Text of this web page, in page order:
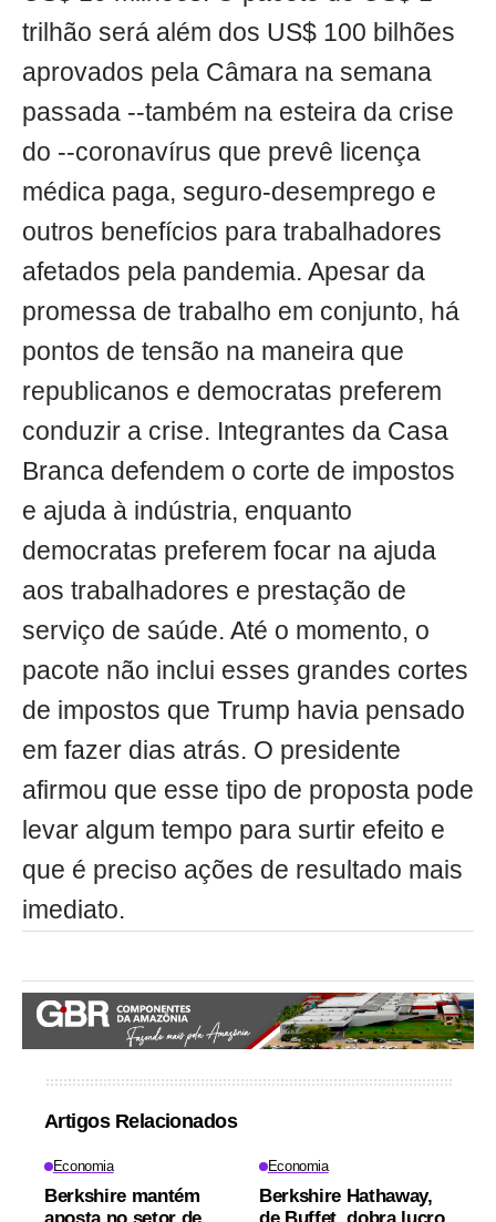
trilhão será além dos US$ 100 bilhões
aprovados pela Câmara na semana
passada --também na esteira da crise
do --coronavírus que prevê licença
médica paga, seguro-desemprego e
outros benefícios para trabalhadores
afetados pela pandemia. Apesar da
promessa de trabalho em conjunto, há
pontos de tensão na maneira que
republicanos e democratas preferem
conduzir a crise. Integrantes da Casa
Branca defendem o corte de impostos
e ajuda à indústria, enquanto
democratas preferem focar na ajuda
aos trabalhadores e prestação de
serviço de saúde. Até o momento, o
pacote não inclui esses grandes cortes
de impostos que Trump havia pensado
em fazer dias atrás. O presidente
afirmou que esse tipo de proposta pode
levar algum tempo para surtir efeito e
que é preciso ações de resultado mais
imediato.
Artigos Relacionados
Economia
Berkshire mantém
Economia
Berkshire Hathaway,